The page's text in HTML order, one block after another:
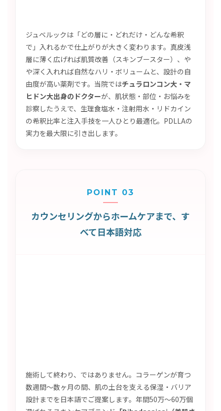
ジュベルックは「どの層に・どれだけ・どんな希釈
で」入れるかで仕上がりが大きく変わります。真皮浅
層に薄く広げれば肌質改善（スキンブースター）、や
や深く入れれば自然なハリ・ボリュームと、設計の自
由度が高い薬剤です。当院ではチュラロンコン大・マ
ヒドン大出身のドクターが、肌状態・部位・お悩みを
診察したうえで、生理食塩水・注射用水・リドカイン
の希釈比率と注入手技を一人ひとり最適化。PDLLAの
実力を最大限に引き出します。
POINT 03
カウンセリングからホームケアまで、す
べて日本語対応
施術して終わり、ではありません。コラーゲンが育つ
数週間〜数ヶ月の間、肌の土台を支える保湿・バリア
設計までを日本語でご提案します。年間50万〜60万個